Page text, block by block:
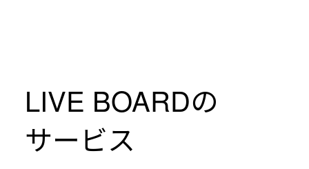
LIVE BOARDの
サービス